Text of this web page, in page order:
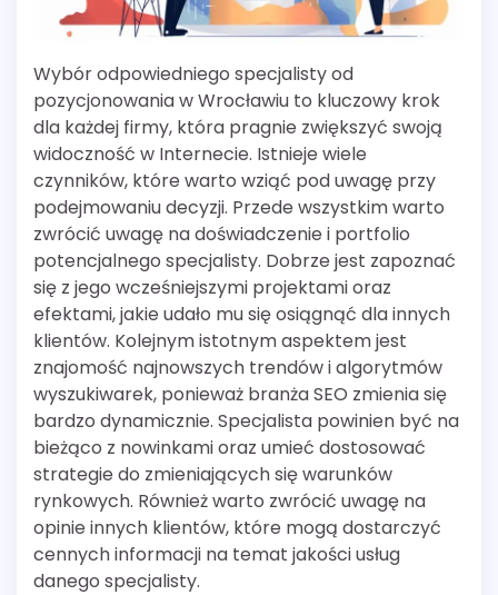
Wybór odpowiedniego specjalisty od
pozycjonowania w Wrocławiu to kluczowy krok
dla każdej firmy, która pragnie zwiększyć swoją
widoczność w Internecie. Istnieje wiele
czynników, które warto wziąć pod uwagę przy
podejmowaniu decyzji. Przede wszystkim warto
zwrócić uwagę na doświadczenie i portfolio
potencjalnego specjalisty. Dobrze jest zapoznać
się z jego wcześniejszymi projektami oraz
efektami, jakie udało mu się osiągnąć dla innych
klientów. Kolejnym istotnym aspektem jest
znajomość najnowszych trendów i algorytmów
wyszukiwarek, ponieważ branża SEO zmienia się
bardzo dynamicznie. Specjalista powinien być na
bieżąco z nowinkami oraz umieć dostosować
strategie do zmieniających się warunków
rynkowych. Również warto zwrócić uwagę na
opinie innych klientów, które mogą dostarczyć
cennych informacji na temat jakości usług
danego specjalisty.